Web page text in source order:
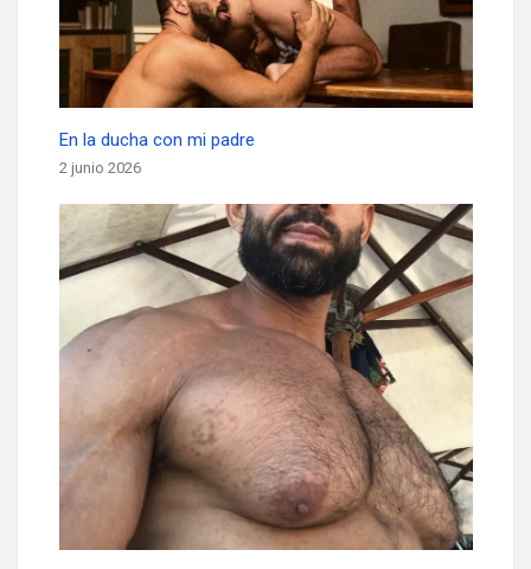
En la ducha con mi padre
2 junio 2026